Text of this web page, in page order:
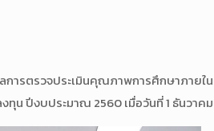
การตรวจประเมินคุณภาพการศึกษาภายใน
ทุน ปีงบประมาณ 2560 เมื่อวันที่ 1 ธันว